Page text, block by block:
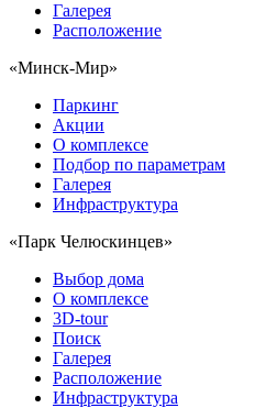
Галерея
Расположение
«Минск-Мир»
Паркинг
Акции
О комплексе
Подбор по параметрам
Галерея
Инфраструктура
«Парк Челюскинцев»
Выбор дома
О комплексе
3D-tour
Поиск
Галерея
Расположение
Инфраструктура